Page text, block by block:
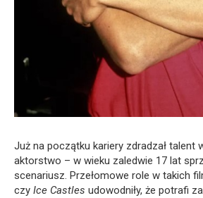
Już na początku kariery zdradzał talent
aktorstwo – w wieku zaledwie 17 lat
scenariusz. Przełomowe role w takich
czy Ice Castles udowodniły, że potrafi